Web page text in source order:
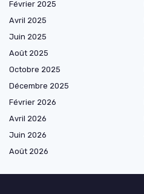
Février 2025
Avril 2025
Juin 2025
Août 2025
Octobre 2025
Décembre 2025
Février 2026
Avril 2026
Juin 2026
Août 2026